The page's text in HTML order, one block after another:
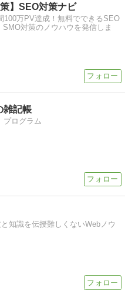
】SEO対策ナビ
100万PV達成！無料でできるSEO
対策のノウハウを発信しま
雑記帳
プログラム
知識を伝授難しくないWebノウ